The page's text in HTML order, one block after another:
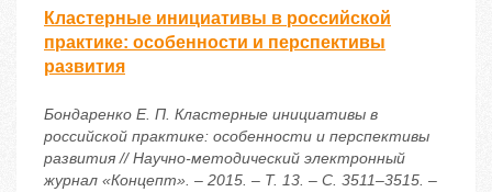
Кластерные инициативы в российской
практике: особенности и перспективы
развития
Бондаренко Е. П. Кластерные инициативы в
российской практике: особенности и перспективы
развития // Научно-методический электронный
журнал «Концепт». – 2015. – Т. 13. – С. 3511–3515. –